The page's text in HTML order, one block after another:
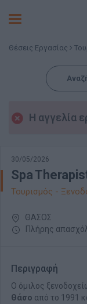
Toggle
Θέσεις Εργασίας
Η αγγελία
30/05/2026
Spa
Τουρισμός -
ΘΑΣΟΣ
Πλήρης
Περιγραφή
Ο όμιλος
Θάσο από το 1991